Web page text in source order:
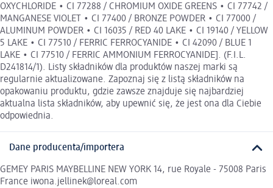
OXYCHLORIDE • CI 77288 / CHROMIUM OXIDE GREENS • CI 77742 /
MANGANESE VIOLET • CI 77400 / BRONZE POWDER • CI 77000 /
ALUMINUM POWDER • CI 16035 / RED 40 LAKE • CI 19140 / YELLOW
5 LAKE • CI 77510 / FERRIC FERROCYANIDE • CI 42090 / BLUE 1
LAKE • CI 77510 / FERRIC AMMONIUM FERROCYANIDE]. (F.I.L.
D241814/1). Listy składników dla produktów naszej marki są
regularnie aktualizowane. Zapoznaj się z listą składników na
opakowaniu produktu, gdzie zawsze znajduje się najbardziej
aktualna lista składników, aby upewnić się, że jest ona dla Ciebie
odpowiednia.
Dane producenta/importera
GEMEY PARIS MAYBELLINE NEW YORK 14, rue Royale - 75008 Paris
France iwona.jellinek@loreal.com